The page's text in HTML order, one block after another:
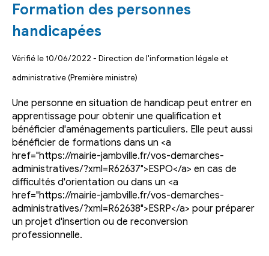
Formation des personnes
handicapées
Vérifié le 10/06/2022 - Direction de l'information légale et
administrative (Première ministre)
Une personne en situation de handicap peut entrer en
apprentissage pour obtenir une qualification et
bénéficier d'aménagements particuliers. Elle peut aussi
bénéficier de formations dans un <a
href="https://mairie-jambville.fr/vos-demarches-
administratives/?xml=R62637">ESPO</a> en cas de
difficultés d'orientation ou dans un <a
href="https://mairie-jambville.fr/vos-demarches-
administratives/?xml=R62638">ESRP</a> pour préparer
un projet d'insertion ou de reconversion
professionnelle.